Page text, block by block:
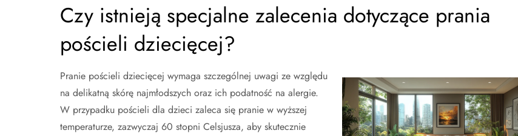
Czy istnieją specjalne zalecenia dotyczące prania
pościeli dziecięcej?
Pranie pościeli dziecięcej wymaga szczególnej uwagi ze względu
na delikatną skórę najmłodszych oraz ich podatność na alergie.
W przypadku pościeli dla dzieci zaleca się pranie w wyższej
temperaturze, zazwyczaj 60 stopni Celsjusza, aby skutecznie